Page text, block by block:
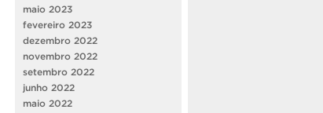
maio 2023
fevereiro 2023
dezembro 2022
novembro 2022
setembro 2022
junho 2022
maio 2022